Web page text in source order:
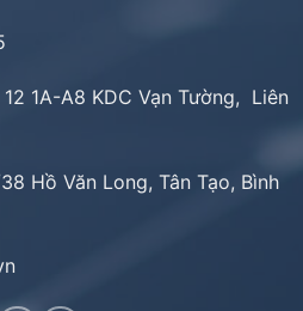
12 1A-A8 KDC Vạn Tường, Liên
38 Hồ Văn Long, Tân Tạo, Bình